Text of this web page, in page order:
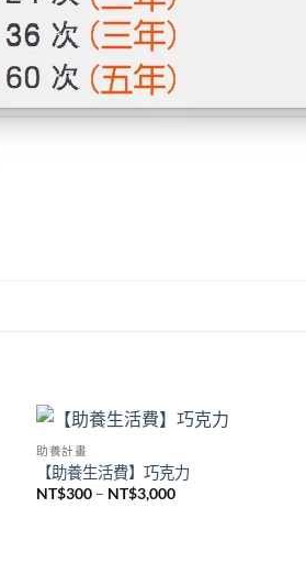
助養計畫
【助養生活費】巧克力
NT$300 – NT$3,000